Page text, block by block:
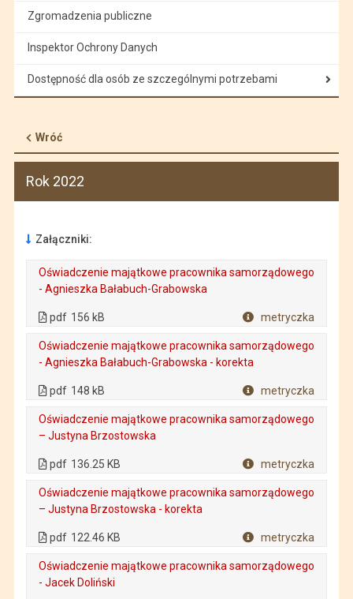
Zgromadzenia publiczne
Inspektor Ochrony Danych
Dostępność dla osób ze szczególnymi potrzebami
Wróć
Rok 2022
Załączniki:
Oświadczenie majątkowe pracownika samorządowego
- Agnieszka Bałabuch-Grabowska
pdf 156 kB metryczka
Oświadczenie majątkowe pracownika samorządowego
- Agnieszka Bałabuch-Grabowska - korekta
pdf 148 kB metryczka
Oświadczenie majątkowe pracownika samorządowego
– Justyna Brzostowska
pdf 136.25 KB metryczka
Oświadczenie majątkowe pracownika samorządowego
– Justyna Brzostowska - korekta
pdf 122.46 KB metryczka
Oświadczenie majątkowe pracownika samorządowego
- Jacek Doliński